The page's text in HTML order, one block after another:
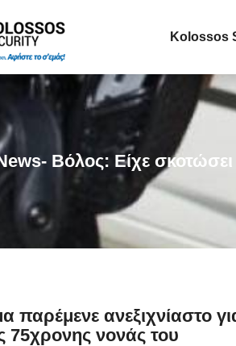
Kolossos
Βόλος: Είχε
παρέμενε ανεξιχνίαστο
75χρονης νονάς του